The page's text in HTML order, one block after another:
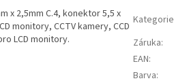
x 2,5mm C.4, konektor 5,5 x
monitory, CCTV kamery, CCD
LCD monitory.
Kategorie
Záruka:
EAN:
Barva: